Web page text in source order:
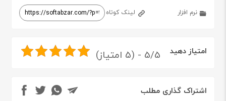
نرم افزار لینک کوتاه
امتیاز دهید 5/5 - (5 امتیاز)
اشتراک گذاری مطلب